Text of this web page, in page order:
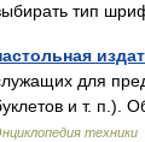
тип
для
и т. п.).
техники